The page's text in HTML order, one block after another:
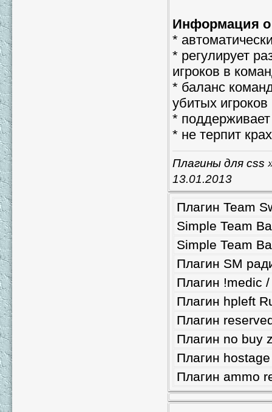
Информация о
*
* регулирует
игроков в
* баланс
убитых
*
* не терпит
Плагины для css
13.01.2013
Плагин Team
Simple Team
Simple Team
Плагин SM
Плагин !medic
Плагин hpleft
Плагин
Плагин no buy
Плагин
Плагин ammo